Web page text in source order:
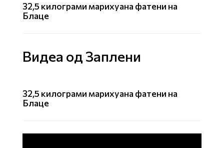
32,5 килограми марихуана фатени на
Блаце
Видеа од Заплени
32,5 килограми марихуана фатени на
Блаце